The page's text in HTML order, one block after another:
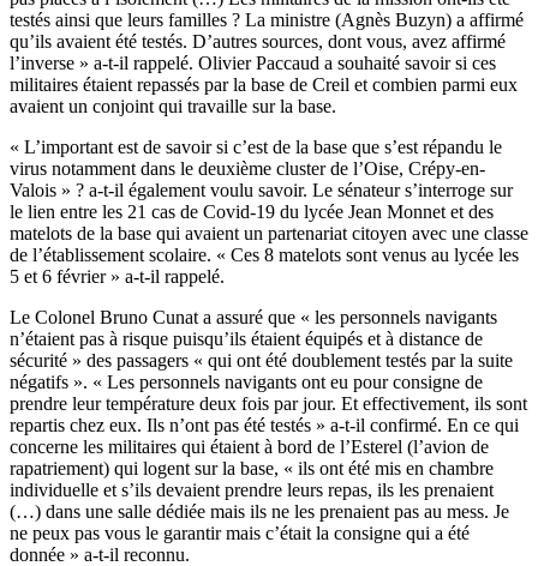
testés ainsi que leurs familles ? La ministre (Agnès Buzyn) a affirmé
qu’ils avaient été testés. D’autres sources, dont vous, avez affirmé
l’inverse » a-t-il rappelé. Olivier Paccaud a souhaité savoir si ces
militaires étaient repassés par la base de Creil et combien parmi eux
avaient un conjoint qui travaille sur la base.
« L’important est de savoir si c’est de la base que s’est répandu le
virus notamment dans le deuxième cluster de l’Oise, Crépy-en-
Valois » ? a-t-il également voulu savoir. Le sénateur s’interroge sur
le lien entre les 21 cas de Covid-19 du lycée Jean Monnet et des
matelots de la base qui avaient un partenariat citoyen avec une classe
de l’établissement scolaire. « Ces 8 matelots sont venus au lycée les
5 et 6 février » a-t-il rappelé.
Le Colonel Bruno Cunat a assuré que « les personnels navigants
n’étaient pas à risque puisqu’ils étaient équipés et à distance de
sécurité » des passagers « qui ont été doublement testés par la suite
négatifs ». « Les personnels navigants ont eu pour consigne de
prendre leur température deux fois par jour. Et effectivement, ils sont
repartis chez eux. Ils n’ont pas été testés » a-t-il confirmé. En ce qui
concerne les militaires qui étaient à bord de l’Esterel (l’avion de
rapatriement) qui logent sur la base, « ils ont été mis en chambre
individuelle et s’ils devaient prendre leurs repas, ils les prenaient
(…) dans une salle dédiée mais ils ne les prenaient pas au mess. Je
ne peux pas vous le garantir mais c’était la consigne qui a été
donnée » a-t-il reconnu.